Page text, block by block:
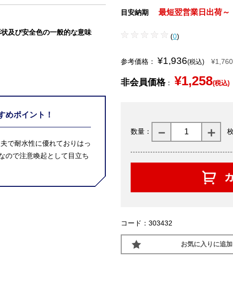
及び安全色の一般的な意味
めポイント！
で耐水性に優れておりはっ
ので注意喚起として目立ち
目安納期 最短翌営業日出荷～
(0)
参考価格： ¥1,936(税込) ¥1,760
非会員価格： ¥1,258(税込)
数量： 枚
コード：303432
お気に入りに追加